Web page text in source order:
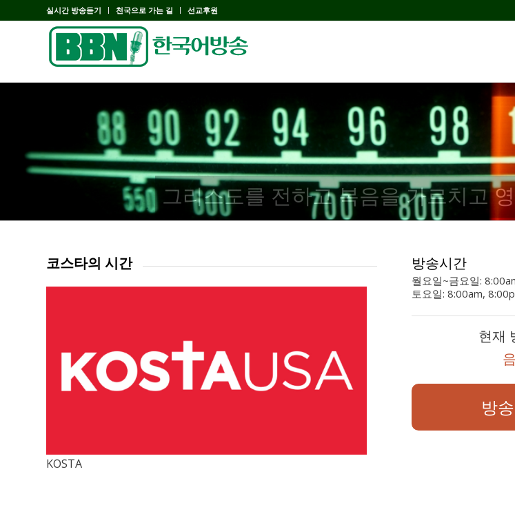
실시간 방송듣기 천국으로 가는 길 선교후원
그리스도를 전하고 복음을 가르치고
코스타의 시간
KOSTA
방송시간
월요일~금요일:
토요일: 8:00am,
현재
방